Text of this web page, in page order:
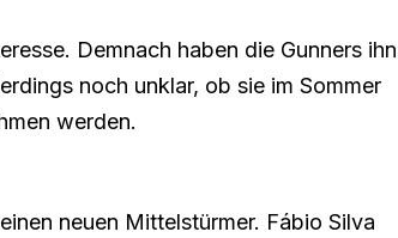
Demnach haben die Gunners ihn
noch unklar, ob sie im Sommer
werden.
neuen Mittelstürmer. Fábio Silva